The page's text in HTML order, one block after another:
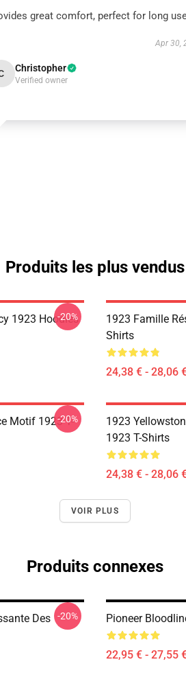
great comfort, perfect for long
Apr 30,
Christopher
Verified owner
Produits les plus vendus
1923 Hoodies
-20%
1923 Famille
Shirts
24,38 € - 28,06
Motif 1923 T-
-20%
1923
1923 T-Shirts
24,38 € - 28,06
VOIR PLUS
Produits connexes
Des
-20% Pioneer
22,95 € - 27,55